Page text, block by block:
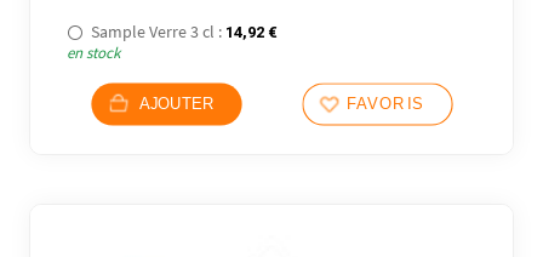
Sample Verre 3 cl : 14,92 €
en stock
AJOUTER FAVORIS